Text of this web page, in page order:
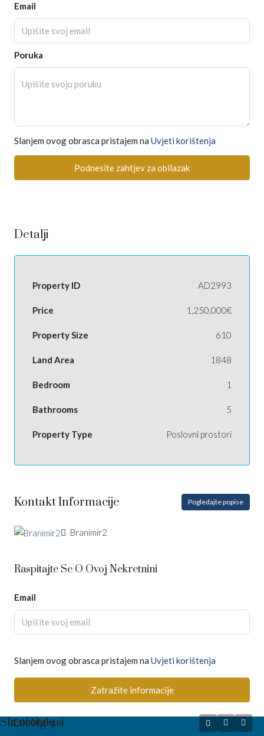
Email
Poruka
Slanjem ovog obrasca pristajem na Uvjeti korištenja
Podnesite zahtjev za obilazak
Detalji
Property ID AD2993
Price 1,250,000€
Property Size 610
Land Area 1848
Bedroom 1
Bathrooms 5
Property Type Poslovni prostori
Kontakt Informacije Pogledajte popise
Branimir2
Raspitajte Se O Ovoj Nekretnini
Email
Slanjem ovog obrasca pristajem na Uvjeti korištenja
Zatražite informacije
Slični Oglasi
1,000€/mj.